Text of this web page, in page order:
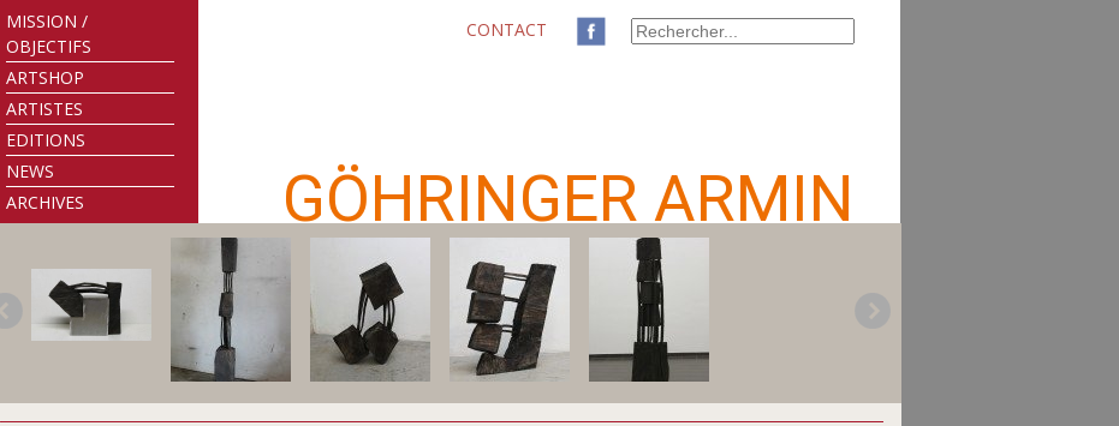
MISSION /
OBJECTIFS
ARTSHOP
ARTISTES
EDITIONS
NEWS
ARCHIVES
CONTACT
GÖHRINGER ARMIN